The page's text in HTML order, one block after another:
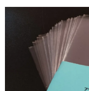
je
hvězdiček.